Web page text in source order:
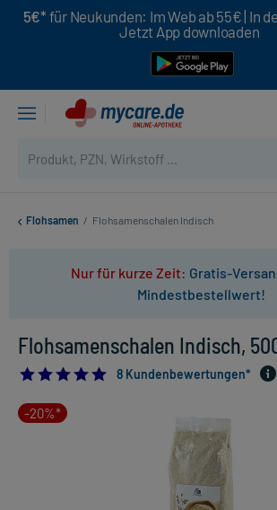
5€* für Neukunden: Im Web ab 55€ | In
Jetzt App downloaden
Flohsamen / Flohsamenschalen Indisch
Nur für kurze Zeit: Gratis-
Mindestbestellwert!
Flohsamenschalen Indisch,
5.0
8 Kundenbewertungen*
-20%*